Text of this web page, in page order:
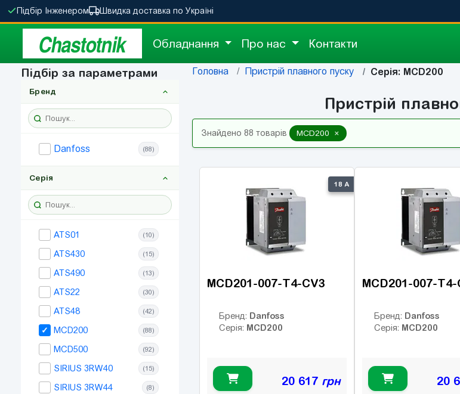
Підбір Інженером Швидка доставка по Україні
Chastotnik Обладнання Про нас Контакти
Підбір за параметрами
Бренд
Danfoss (88)
Серія
ATS01 (10)
ATS430 (15)
ATS490 (13)
ATS22 (30)
ATS48 (42)
MCD200 (88)
MCD500 (92)
SIRIUS 3RW40 (15)
SIRIUS 3RW44 (8)
Головна Пристрій плавного пуску Серія: MCD200
Пристрій
Знайдено 88 товарів MCD200 ×
18 А
MCD201-007-T4-CV3
Бренд: Danfoss
Серія: MCD200
20 617 грн
MCD201-007-T4-
Бренд: Danfoss
Серія: MCD200
20